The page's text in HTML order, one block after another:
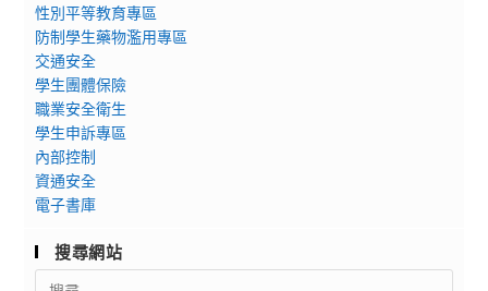
性別平等教育專區
防制學生藥物濫用專區
交通安全
學生團體保險
職業安全衛生
學生申訴專區
內部控制
資通安全
電子書庫
搜尋網站
Search